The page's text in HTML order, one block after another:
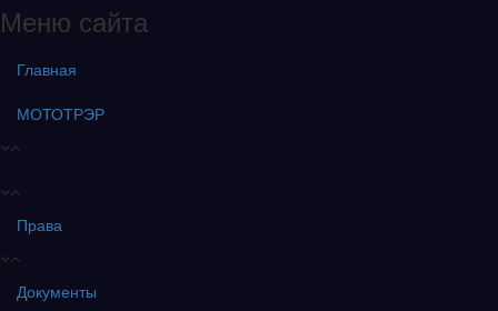
Меню сайта
Главная
МОТОТРЭР
Права
Документы